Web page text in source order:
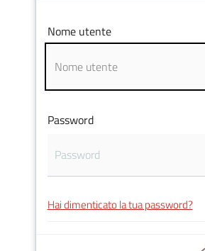
Vivere
Casalfiumanese
5x1000
Nome utente
Password
Hai dimenticato la tua password?